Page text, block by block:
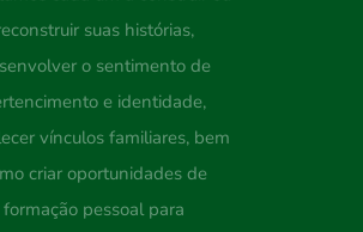
suas histórias,
o sentimento de
e identidade,
vínculos familiares, bem
criar oportunidades de
formação pessoal para